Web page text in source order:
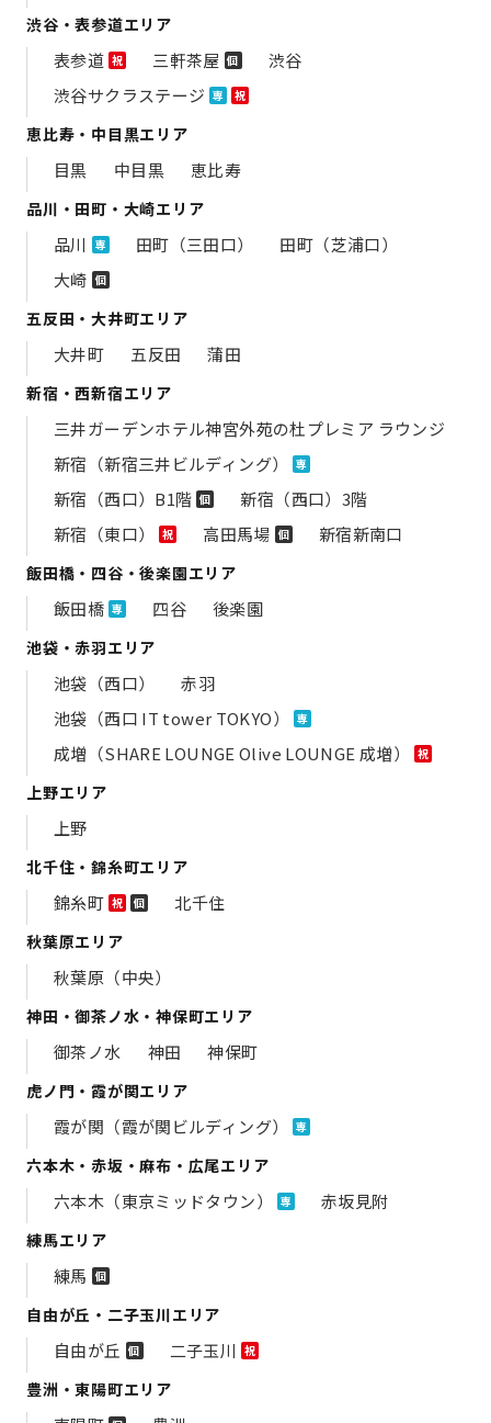
渋谷・表参道エリア
表参道 祝 三軒茶屋 個
渋谷
渋谷サクラステージ 専 祝
恵比寿・中目黒エリア
目黒 中目黒 恵比寿
品川・田町・大崎エリア
品川 専 田町（三田口）
田町（芝浦口）
大崎 個
五反田・大井町エリア
大井町 五反田 蒲田
新宿・西新宿エリア
三井ガーデンホテル神宮外苑の​杜プレミア ラウンジ
新宿（新宿三井ビルディング）
専
新宿（西口）B1階 個
新宿（西口）3階
新宿（東口）
祝 高田馬場 個 新宿新南口
飯田橋・四谷・後楽園エリア
飯田橋 専 四谷 後楽園
池袋・赤羽エリア
池袋（西口）
赤羽
池袋（西口 IT tower TOKYO）
専
成増（SHARE LOUNGE Olive LOUNGE 成増） 祝
上野エリア
上野
北千住・錦糸町エリア
錦糸町 祝 個 北千住
秋葉原エリア
秋葉原（中央）
神田・御茶ノ水・神保町エリア
御茶ノ水 神田 神保町
虎ノ門・霞が関エリア
霞が関（霞が関ビルディング） 専
六本木・赤坂・麻布・広尾エリア
六本木（東京ミッドタウン） 専 赤坂見附
練馬エリア
練馬 個
自由が丘・二子玉川エリア
自由が丘 個 二子玉川 祝
豊洲・東陽町エリア